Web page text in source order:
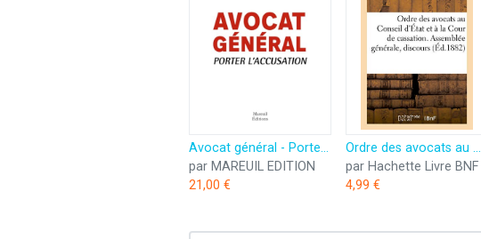
Avocat général - Porter l'accusation
par MAREUIL EDITION
21,00 €
Ordre des avocats au Conseil d'État et à la Cour de cassation. Assemblée générale, discours
par Hachette Livre BNF
4,99 €